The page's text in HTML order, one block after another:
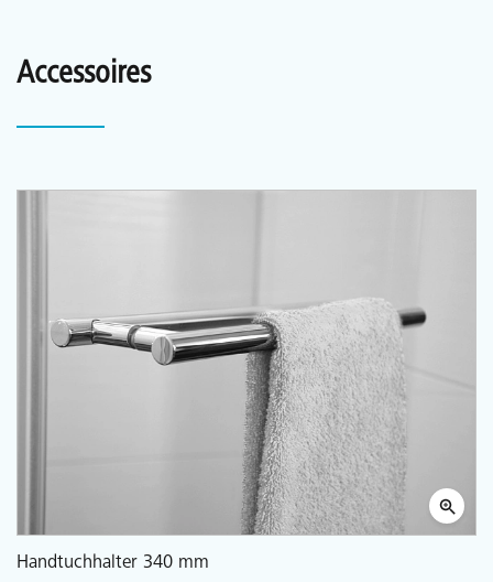
Accessoires
Handtuchhalter 340 mm